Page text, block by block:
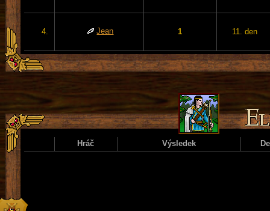
4. Jean 1 11. den
Hráč Výsledek